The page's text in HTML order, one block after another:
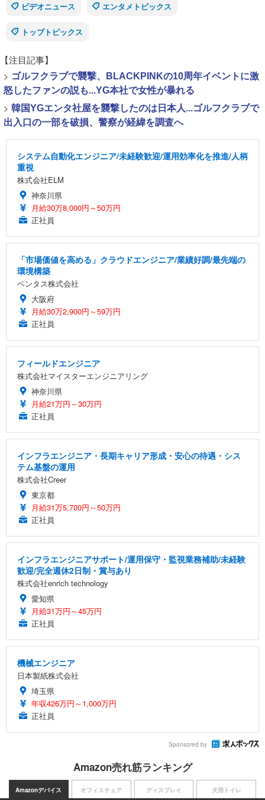
ビデオニュース
エンタメトピックス
トップトピックス
【注目記事】
> ゴルフクラブで襲撃、BLACKPINKの10周年イベントに激
怒したファンの説も...YG本社で女性が暴れる
> 韓国YGエンタ社屋を襲撃したのは日本人...ゴルフクラブで
出入口の一部を破損、警察が経緯を調査へ
システム自動化エンジニア/未経験歓迎/運用効率化を推進/人柄
重視
株式会社ELM
神奈川県
月給30万8,000円～50万円
正社員
「市場価値を高める」クラウドエンジニア/業績好調/最先端の
環境構築
ベンタス株式会社
大阪府
月給30万2,900円～59万円
正社員
フィールドエンジニア
株式会社マイスターエンジニアリング
神奈川県
月給21万円～30万円
正社員
インフラエンジニア・長期キャリア形成・安心の待遇・シス
テム基盤の運用
株式会社Creer
東京都
月給31万5,700円～50万円
正社員
インフラエンジニアサポート/運用保守・監視業務補助/未経験
歓迎/完全週休2日制・賞与あり
株式会社enrich technology
愛知県
月給31万円～45万円
正社員
機械エンジニア
日本製紙株式会社
埼玉県
年収426万円～1,000万円
正社員
Sponsored by
Amazon売れ筋ランキング
Amazonデバイス オフィスチェア ディスプレイ 犬用トイレ